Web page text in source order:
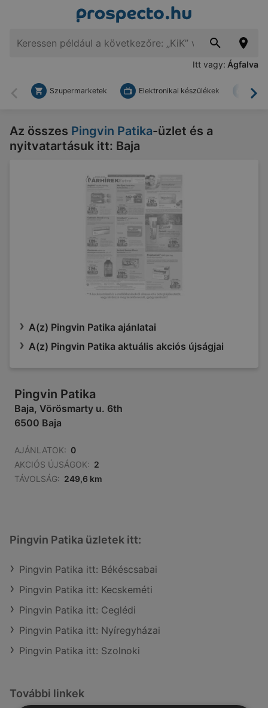
Itt vagy: Ágfalva
Vissza
Szupermarketek Elektronikai készülékek
Az összes Pingvin Patika-üzlet és a
nyitvatartásuk itt: Baja
A(z) Pingvin Patika ajánlatai
A(z) Pingvin Patika aktuális akciós újságjai
Pingvin Patika
Baja, Vörösmarty u. 6th
6500 Baja
AJÁNLATOK: 0
AKCIÓS ÚJSÁGOK: 2
TÁVOLSÁG: 249,6 km
Pingvin Patika üzletek itt:
Pingvin Patika itt: Békéscsabai
Pingvin Patika itt: Kecskeméti
Pingvin Patika itt: Ceglédi
Pingvin Patika itt: Nyíregyházai
Pingvin Patika itt: Szolnoki
További linkek